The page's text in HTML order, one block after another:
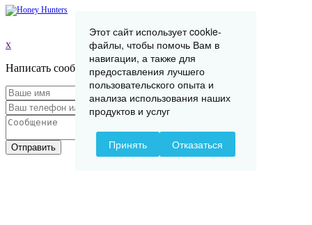
x
Написать сообщение
Отправить
Этот сайт использует cookie-
файлы, чтобы помочь Вам в
навигации, а также для
предоставления лучшего
пользовательского опыта и
анализа использования наших
продуктов и услуг
Принять Отказаться